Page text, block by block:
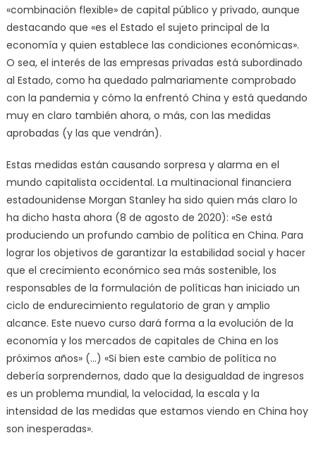
«combinación flexible» de capital público y privado, aunque
destacando que «es el Estado el sujeto principal de la
economía y quien establece las condiciones económicas».
O sea, el interés de las empresas privadas está subordinado
al Estado, como ha quedado palmariamente comprobado
con la pandemia y cómo la enfrentó China y está quedando
muy en claro también ahora, o más, con las medidas
aprobadas (y las que vendrán).
Estas medidas están causando sorpresa y alarma en el
mundo capitalista occidental. La multinacional financiera
estadounidense Morgan Stanley ha sido quien más claro lo
ha dicho hasta ahora (8 de agosto de 2020): «Se está
produciendo un profundo cambio de política en China. Para
lograr los objetivos de garantizar la estabilidad social y hacer
que el crecimiento económico sea más sostenible, los
responsables de la formulación de políticas han iniciado un
ciclo de endurecimiento regulatorio de gran y amplio
alcance. Este nuevo curso dará forma a la evolución de la
economía y los mercados de capitales de China en los
próximos años» (…) «Si bien este cambio de política no
debería sorprendernos, dado que la desigualdad de ingresos
es un problema mundial, la velocidad, la escala y la
intensidad de las medidas que estamos viendo en China hoy
son inesperadas».